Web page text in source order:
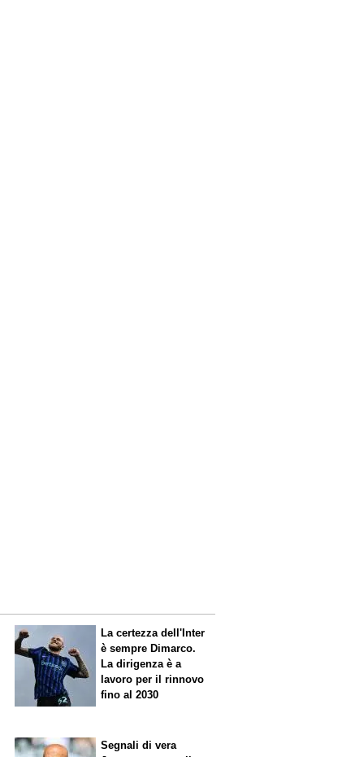
La certezza dell'Inter
è sempre Dimarco.
La dirigenza è a
lavoro per il rinnovo
fino al 2030
Segnali di vera